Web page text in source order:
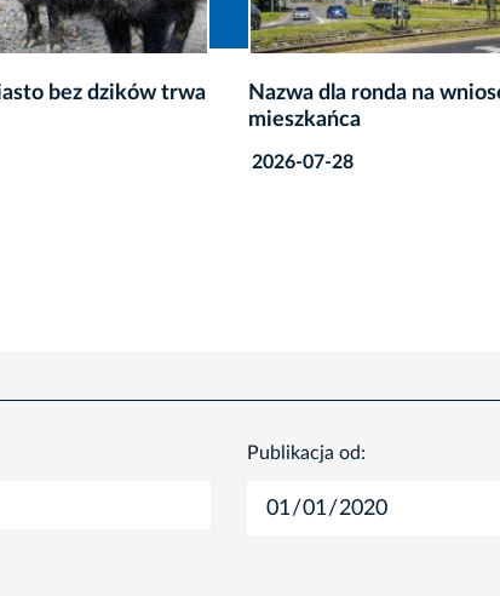
na wniosek
Kraków apeluje do
seniorzy czekają na Centra
Publikacja od: